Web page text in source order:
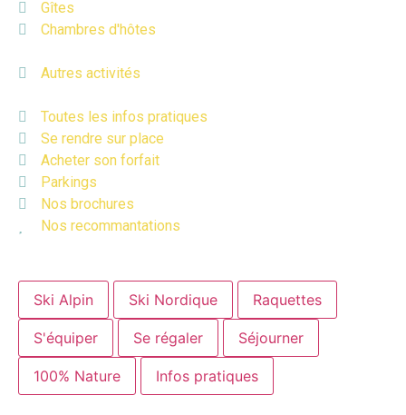
Gîtes
Chambres d'hôtes
Autres activités
Toutes les infos pratiques
Se rendre sur place
Acheter son forfait
Parkings
Nos brochures
Nos recommantations
Ski Alpin Ski Nordique Raquettes
S'équiper Se régaler Séjourner
100% Nature Infos pratiques